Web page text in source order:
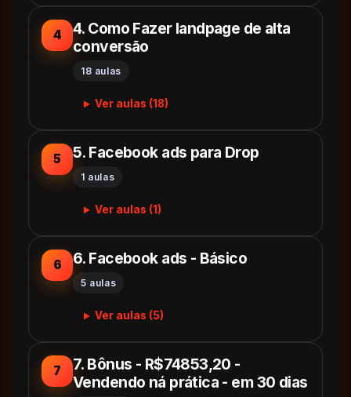
4
4. Como Fazer landpage de alta
conversão
18 aulas
Ver aulas (18)
5 5. Facebook ads para Drop
1 aulas
Ver aulas (1)
6 6. Facebook ads - Básico
5 aulas
Ver aulas (5)
7
7. Bônus - R$74853,20 -
Vendendo ná prática - em 30 dias